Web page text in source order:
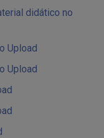
didático no
Upload
Upload